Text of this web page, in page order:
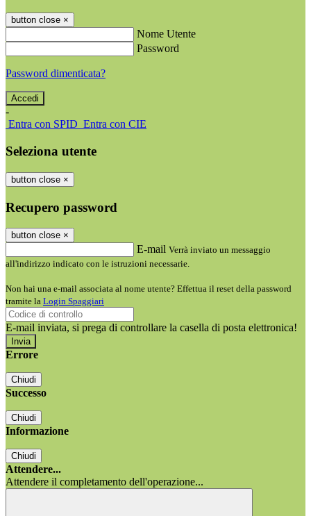
button close ×
Nome Utente
Password
Password dimenticata?
-
Entra con SPID Entra con CIE
Seleziona utente
button close ×
Recupero password
button close ×
E-mail Verrà inviato un messaggio
all'indirizzo indicato con le istruzioni necessarie.
Non hai una e-mail associata al nome utente? Effettua il reset della password
tramite la Login Spaggiari
E-mail inviata, si prega di controllare la casella di posta elettronica!
Errore
Chiudi
Successo
Chiudi
Informazione
Chiudi
Attendere...
Attendere il completamento dell'operazione...